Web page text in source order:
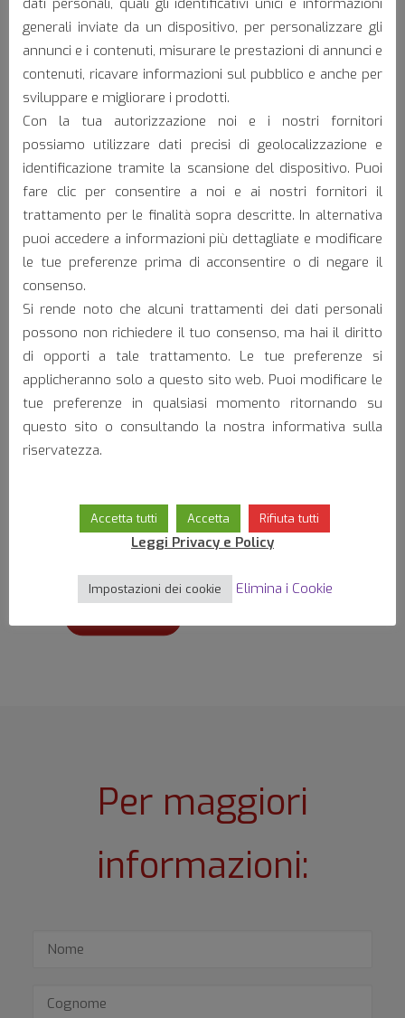
Materiali:
DC04Lamiera grezza
DX54 Lamiera zincata a caldo
Settore di applicazione:
Motori Elettrici
Scarica la scheda tecnica:
Per maggiori
informazioni:
dati personali, quali gli identificativi unici e informazioni
generali inviate da un dispositivo, per personalizzare gli
annunci e i contenuti, misurare le prestazioni di annunci e
contenuti, ricavare informazioni sul pubblico e anche per
sviluppare e migliorare i prodotti.
Con la tua autorizzazione noi e i nostri fornitori
possiamo utilizzare dati precisi di geolocalizzazione e
identificazione tramite la scansione del dispositivo. Puoi
fare clic per consentire a noi e ai nostri fornitori il
trattamento per le finalità sopra descritte. In alternativa
puoi accedere a informazioni più dettagliate e modificare
le tue preferenze prima di acconsentire o di negare il
consenso.
Si rende noto che alcuni trattamenti dei dati personali
possono non richiedere il tuo consenso, ma hai il diritto
di opporti a tale trattamento. Le tue preferenze si
applicheranno solo a questo sito web. Puoi modificare le
tue preferenze in qualsiasi momento ritornando su
questo sito o consultando la nostra informativa sulla
riservatezza.
Accetta tutti Accetta Rifiuta tutti
Leggi Privacy e Policy
Impostazioni dei cookie Elimina i Cookie